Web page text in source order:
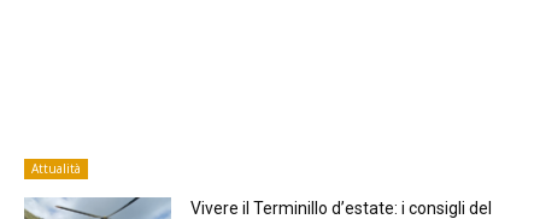
Attualità
Vivere il Terminillo d’estate: i consigli del